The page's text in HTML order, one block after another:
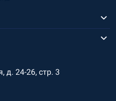
д. 24-26, стр. 3